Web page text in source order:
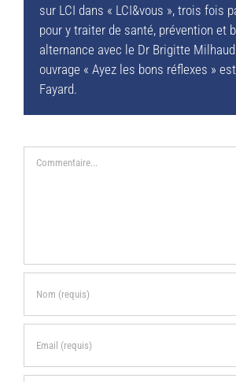
sur LCI dans « LCI&vous », trois fois
pour y traiter de santé, prévention et
alternance avec le Dr Brigitte
ouvrage « Ayez les bons réflexes »
Fayard.
Commentaire